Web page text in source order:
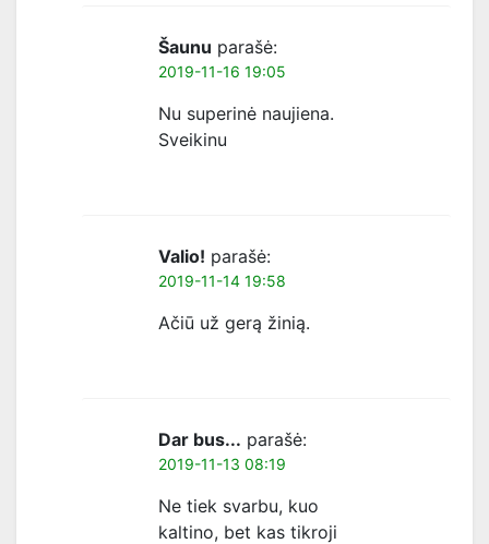
Šaunu parašė:
2019-11-16 19:05
Nu superinė naujiena.
Sveikinu
Valio! parašė:
2019-11-14 19:58
Ačiū už gerą žinią.
Dar bus... parašė:
2019-11-13 08:19
Ne tiek svarbu, kuo
kaltino, bet kas tikroji